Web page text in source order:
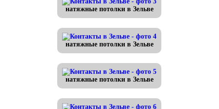
натяжные потолки в Зельве
натяжные потолки в Зельве
натяжные потолки в Зельве